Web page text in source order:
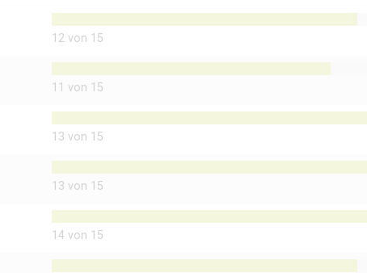
12 von 15
11 von 15
13 von 15
13 von 15
14 von 15